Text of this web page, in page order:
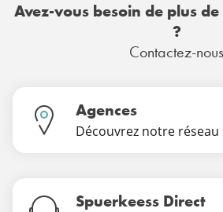
Avez-vous besoin de plus
?
Contactez-nous
Agences
Découvrez notre réseau
Spuerkeess Direct